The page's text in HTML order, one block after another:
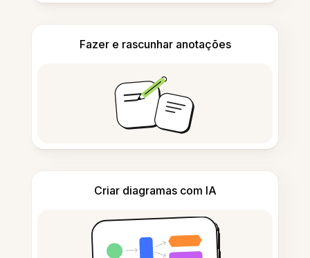
Fazer e rascunhar anotações
Criar diagramas com IA